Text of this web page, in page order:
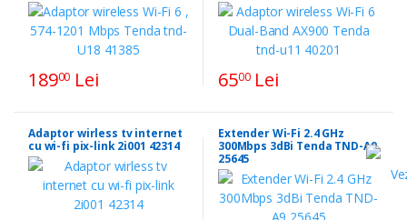
18900 Lei 6500Lei
Adaptor wirless tv internet
cu wi-fi pix-link 2i001 42314
Extender Wi-Fi 2.4 GHz
300Mbps 3dBi Tenda TND-A9
25645